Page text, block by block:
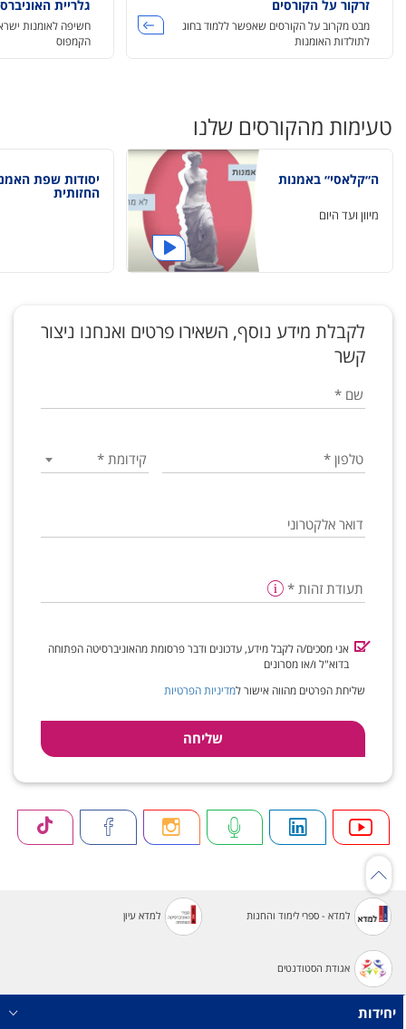
זרקור על הקורסים
מבט מקרוב על הקורסים שאפשר ללמוד בחוג
לתולדות האומנות
גלריית
חשיפה לאומנות
הקמפוס
טעימות מהקורסים שלנו
ה״קלאסי״ באמנות
מיוון ועד היום
יסודות שפת
החזותית
לקבלת מידע נוסף, השאירו פרטים ואנחנו ניצור
קשר
שם *
תעודת זהות *
טלפון* קידומת*
דואר אלקטרוני
אני מסכים/ה לקבל מידע, עדכונים ודבר פרסומת מהאוניברסיטה הפתוחה
בדוא"ל ו/או מסרונים
שליחת הפרטים מהווה אישור למדיניות הפרטיות
למדא - ספרי לימוד והחנות למדא עיון
אגודת הסטודנטים
יחידות